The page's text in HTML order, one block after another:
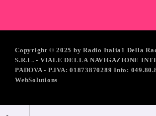
Copyright © 2025 by Radio Italia1 Della
S.R.L. - VIALE DELLA NAVIGAZIONE
PADOVA - P.IVA: 01873870289 Info:
WebSolutions